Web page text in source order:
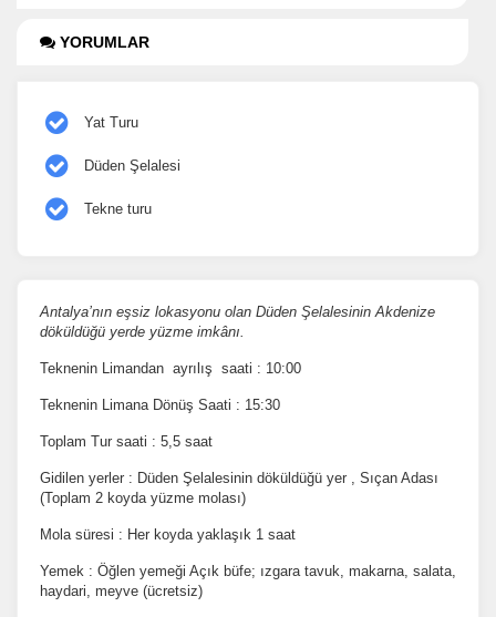
YORUMLAR
Yat Turu
Düden Şelalesi
Tekne turu
Antalya’nın eşsiz lokasyonu olan Düden Şelalesinin Akdenize
döküldüğü yerde yüzme imkânı.
Teknenin Limandan ayrılış saati : 10:00
Teknenin Limana Dönüş Saati : 15:30
Toplam Tur saati : 5,5 saat
Gidilen yerler : Düden Şelalesinin döküldüğü yer , Sıçan Adası
(Toplam 2 koyda yüzme molası)
Mola süresi : Her koyda yaklaşık 1 saat
Yemek : Öğlen yemeği Açık büfe; ızgara tavuk, makarna, salata,
haydari, meyve (ücretsiz)